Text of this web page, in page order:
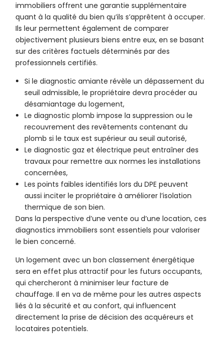
immobiliers offrent une garantie supplémentaire
quant à la qualité du bien qu’ils s’apprêtent à occuper.
Ils leur permettent également de comparer
objectivement plusieurs biens entre eux, en se basant
sur des critères factuels déterminés par des
professionnels certifiés.
Si le diagnostic amiante révèle un dépassement du
seuil admissible, le propriétaire devra procéder au
désamiantage du logement,
Le diagnostic plomb impose la suppression ou le
recouvrement des revêtements contenant du
plomb si le taux est supérieur au seuil autorisé,
Le diagnostic gaz et électrique peut entraîner des
travaux pour remettre aux normes les installations
concernées,
Les points faibles identifiés lors du DPE peuvent
aussi inciter le propriétaire à améliorer l’isolation
thermique de son bien.
Dans la perspective d’une vente ou d’une location, ces
diagnostics immobiliers sont essentiels pour valoriser
le bien concerné.
Un logement avec un bon classement énergétique
sera en effet plus attractif pour les futurs occupants,
qui chercheront à minimiser leur facture de
chauffage. Il en va de même pour les autres aspects
liés à la sécurité et au confort, qui influencent
directement la prise de décision des acquéreurs et
locataires potentiels.